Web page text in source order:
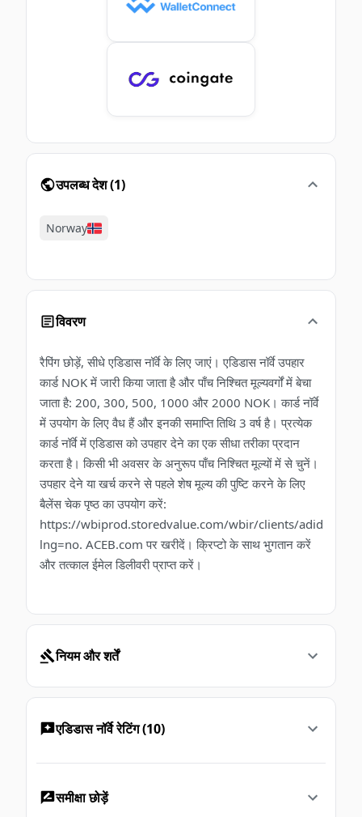
उपलब्ध देश(1)
Norway
विवरण
रैपिंग छोड़ें, सीधे एडिडास नॉर्वे के लिए जाएं। एडिडास नॉर्वे उपहार
कार्ड NOK में जारी किया जाता है और पाँच निश्चित मूल्यवर्गों में बेचा
जाता है: 200, 300, 500, 1000 और 2000 NOK। कार्ड नॉर्वे
में उपयोग के लिए वैध हैं और इनकी समाप्ति तिथि 3 वर्ष है। प्रत्येक
कार्ड नॉर्वे में एडिडास को उपहार देने का एक सीधा तरीका प्रदान
करता है। किसी भी अवसर के अनुरूप पाँच निश्चित मूल्यों में से चुनें।
उपहार देने या खर्च करने से पहले शेष मूल्य की पुष्टि करने के लिए
बैलेंस चेक पृष्ठ का उपयोग करें:
https://wbiprod.storedvalue.com/wbir/clients/adidas?
lng=no. ACEB.com पर खरीदें। क्रिप्टो के साथ भुगतान करें
और तत्काल ईमेल डिलीवरी प्राप्त करें।
नियम और शर्तें
एडिडास नॉर्वे रेटिंग (10)
समीक्षा छोड़ें